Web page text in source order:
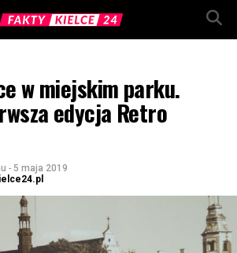
w miejskim parku.
edycja Retro
- 5 maja 2019